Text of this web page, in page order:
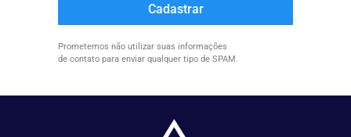
Cadastrar
Prometemos não utilizar suas informações
de contato para enviar qualquer tipo de SPAM.